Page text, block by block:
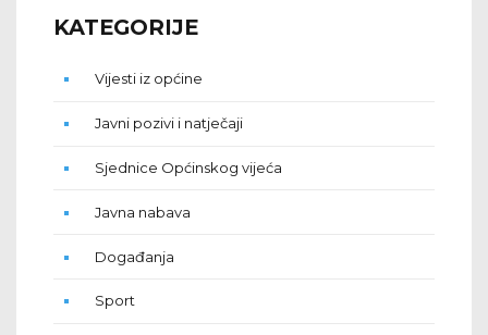
KATEGORIJE
Vijesti iz općine
Javni pozivi i natječaji
Sjednice Općinskog vijeća
Javna nabava
Događanja
Sport